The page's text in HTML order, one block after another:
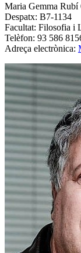
Maria Gemma Rubí
Despatx: B7-1134
Facultat: Filosofia i
Telèfon: 93 586
Adreça electrònica: